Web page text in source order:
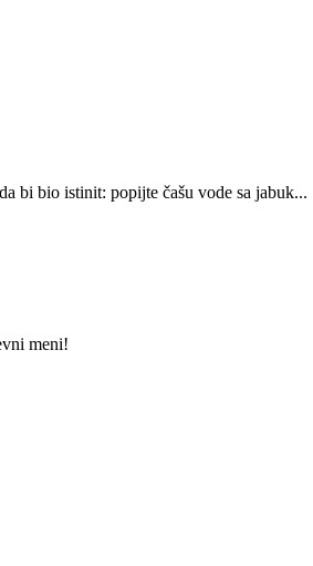
bi bio istinit: popijte čašu vode sa jabuk...
meni!